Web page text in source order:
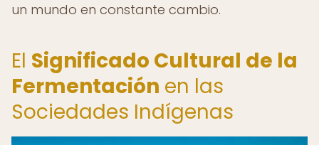
un mundo en constante cambio.
El Significado Cultural de la
Fermentación en las
Sociedades Indígenas